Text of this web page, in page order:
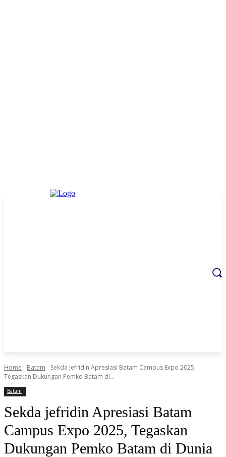
Home Batam
Sekda jefridin Apresiasi Batam Campus Expo 2025,
Tegaskan Dukungan Pemko Batam di...
Batam
Sekda jefridin Apresiasi Batam
Campus Expo 2025, Tegaskan
Dukungan Pemko Batam di Dunia